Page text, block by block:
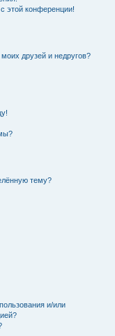
этой конференции!
друзей и недругов?
тему?
и/или